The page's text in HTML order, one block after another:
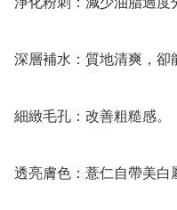
深層補水：質地清爽，卻
細緻毛孔：改善粗糙感。
透亮膚色：薏仁自帶美白